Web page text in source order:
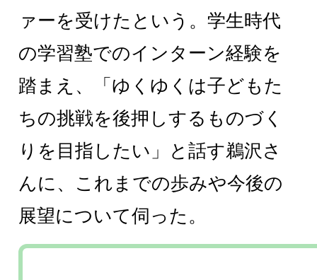
ァーを受けたという。学生時代
の学習塾でのインターン経験を
踏まえ、「ゆくゆくは子どもた
ちの挑戦を後押しするものづく
りを目指したい」と話す鵜沢さ
んに、これまでの歩みや今後の
展望について伺った。